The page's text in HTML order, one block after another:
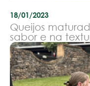
18/01/2023
Queijos
sabor e na